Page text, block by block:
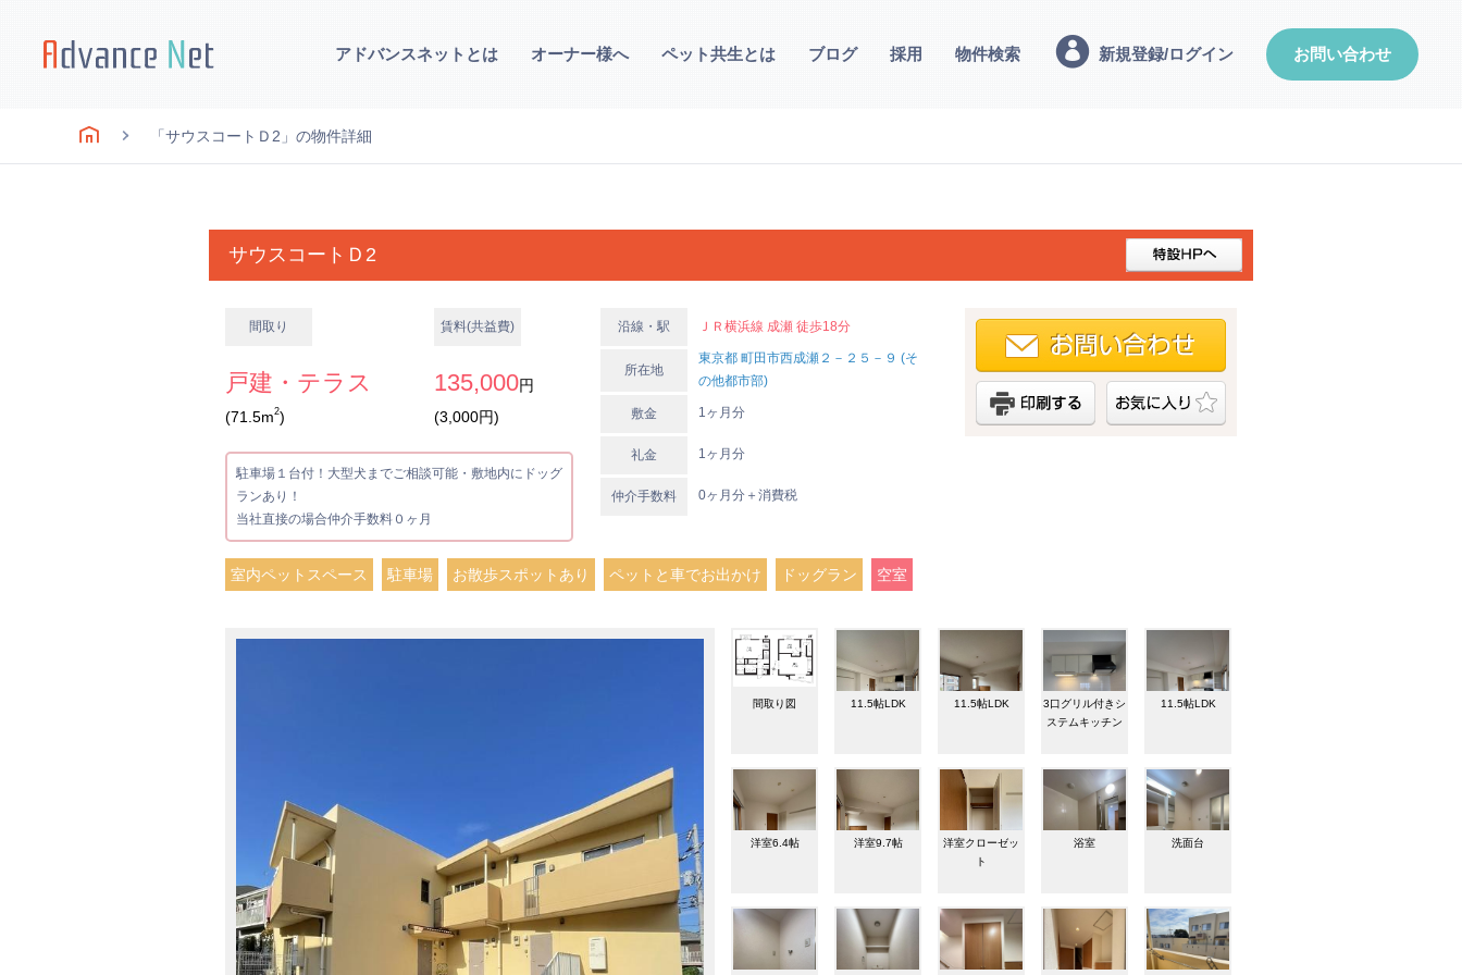
アドバンスネットとは オーナー様へ ペット共生とは ブログ 採用 物件検索 新規登録/ログイン お問い合わせ
「サウスコートＤ2」の物件詳細
サウスコートＤ2
間取り 賃料(共益費)
戸建・テラス
(71.5m2)
135,000円
(3,000円)
駐車場１台付！大型犬までご相談可能・敷地内にドッグ
ランあり！
当社直接の場合仲介手数料０ヶ月
沿線・駅 ＪＲ横浜線 成瀬 徒歩18分
所在地
東京都 町田市西成瀬２－２５－９ (そ
の他都市部)
敷金 1ヶ月分
礼金 1ヶ月分
仲介手数料 0ヶ月分＋消費税
室内ペットスペース 駐車場 お散歩スポットあり ペットと車でお出かけ ドッグラン 空室
間取り図 11.5帖LDK 11.5帖LDK
3口グリル付きシ
ステムキッチン
11.5帖LDK
洋室6.4帖 洋室9.7帖
洋室クローゼッ
ト
浴室 洗面台